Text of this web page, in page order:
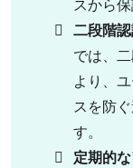
スから保
二段階
では、
より、
スを防
す。
定期的